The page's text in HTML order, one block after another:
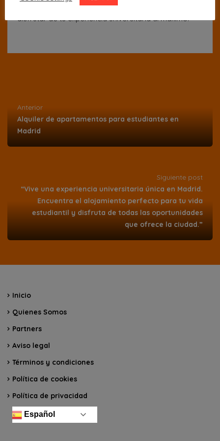
apartamentosparaestudiantes.com y comienza a
disfrutar de tu experiencia universitaria al máximo.
Anterior
Alquiler de apartamentos para estudiantes en
Madrid
Siguiente post
“Vive una experiencia universitaria única en Madrid.
Encuentra el alojamiento perfecto para tu vida
estudiantil y disfruta de todas las oportunidades
que ofrece la ciudad.”
Inicio
Quienes Somos
Partners
Aviso legal
Términos y condiciones
Política de cookies
Política de privacidad
Español